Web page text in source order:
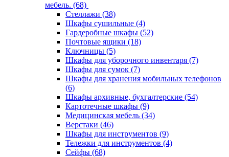
мебель. (68)
Стеллажи (38)
Шкафы сушильные (4)
Гардеробные шкафы (52)
Почтовые ящики (18)
Ключницы (5)
Шкафы для уборочного инвентаря (7)
Шкафы для сумок (7)
Шкафы для хранения мобильных телефонов
(6)
Шкафы архивные, бухгалтерские (54)
Картотечные шкафы (9)
Медицинская мебель (34)
Верстаки (46)
Шкафы для инструментов (9)
Тележки для инструментов (4)
Сейфы (68)